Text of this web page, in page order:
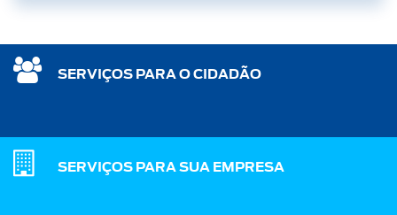
SERVIÇOS PARA O CIDADÃO
SERVIÇOS PARA SUA EMPRESA